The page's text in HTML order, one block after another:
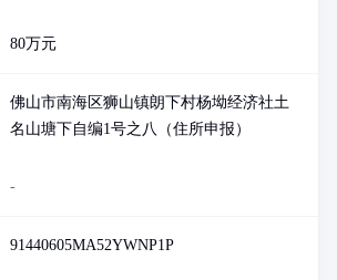
80万元
佛山市南海区狮山镇朗下村杨坳经济社土
名山塘下自编1号之八（住所申报）
-
91440605MA52YWNP1P